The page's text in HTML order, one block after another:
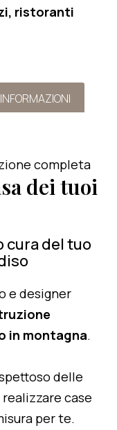
ristoranti
dei tuoi
cura del tuo
e designer
in montagna.
delle
case
per te.